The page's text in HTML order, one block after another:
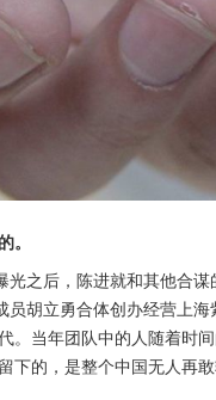
。
之后，陈进就和其他合
胡立勇合体创办经营上
。当年团队中的人随着时
下的，是整个中国无人再